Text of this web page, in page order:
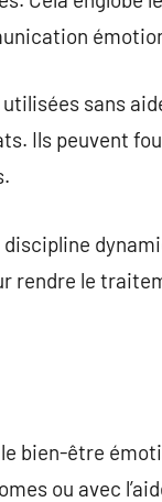
sans
Ils peuvent
rendre le
bien-être
ou avec